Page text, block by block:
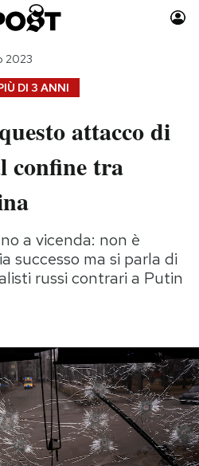
Auto
Moda
Consumismi
Media
Europa
DI 3 ANNI
2023
attacco di
confine tra
a vicenda: non è
successo ma si parla di
russi contrari a Putin